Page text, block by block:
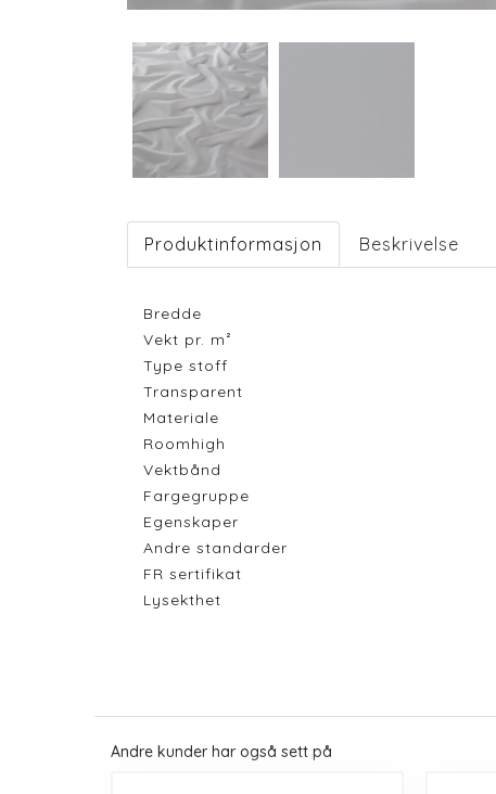
Produktinformasjon Beskrivelse
Bredde
Vekt pr. m²
Type stoff
Transparent
Materiale
Roomhigh
Vektbånd
Fargegruppe
Egenskaper
Andre standarder
FR sertifikat
Lysekthet
Andre kunder har også sett på